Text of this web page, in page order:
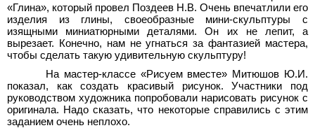
«Глина», который провел Поздеев Н.В. Очень впечатлили его
изделия из глины, своеобразные мини-скульптуры с
изящными миниатюрными деталями. Он их не лепит, а
вырезает. Конечно, нам не угнаться за фантазией мастера,
чтобы сделать такую удивительную скульптуру!
На мастер-классе «Рисуем вместе» Митюшов Ю.И.
показал, как создать красивый рисунок. Участники под
руководством художника попробовали нарисовать рисунок с
оригинала. Надо сказать, что некоторые справились с этим
заданием очень неплохо.